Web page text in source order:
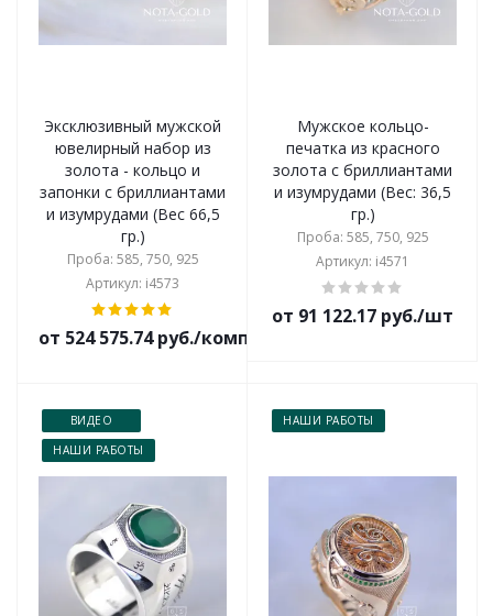
Эксклюзивный мужской
ювелирный набор из
золота - кольцо и
запонки с бриллиантами
и изумрудами (Вес 66,5
гр.)
Проба: 585, 750, 925
Артикул: i4573
от 524 575.74 руб./комплект
Мужское кольцо-
печатка из красного
золота с бриллиантами
и изумрудами (Вес: 36,5
гр.)
Проба: 585, 750, 925
Артикул: i4571
от 91 122.17 руб./шт
ВИДЕО
НАШИ РАБОТЫ
НАШИ РАБОТЫ